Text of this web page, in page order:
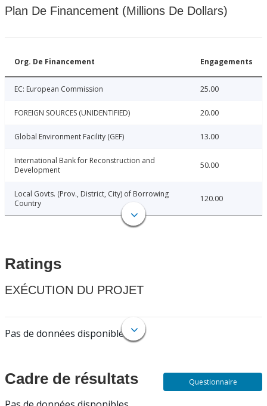
Plan De Financement (Millions De Dollars)
Org. De Financement Engagements
EC: European Commission 25.00
FOREIGN SOURCES (UNIDENTIFIED) 20.00
Global Environment Facility (GEF) 13.00
International Bank for Reconstruction and
Development
50.00
Local Govts. (Prov., District, City) of Borrowing
Country
120.00
Ratings
EXÉCUTION DU PROJET
Pas de données disponibles.
Cadre de résultats Questionnaire